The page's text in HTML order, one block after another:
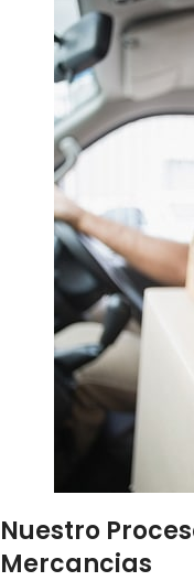
Nuestro
Mercancias